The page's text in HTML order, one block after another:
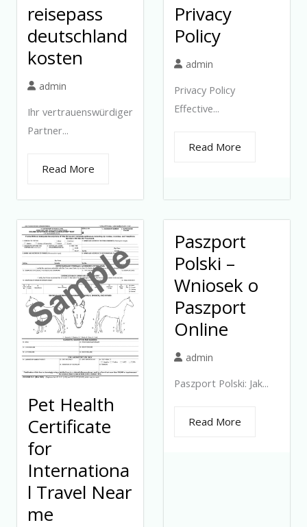
reisepass
deutschland
kosten
admin
Ihr vertrauenswürdiger
Partner...
Read More
Privacy
Policy
admin
Privacy Policy
Effective...
Read More
Pet Health
Certificate
for
Internationa
l Travel Near
me
Paszport
Polski –
Wniosek o
Paszport
Online
admin
Paszport Polski: Jak...
Read More